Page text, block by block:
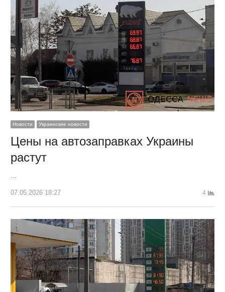
Новости Украинские новости
Цены на автозаправках Украины
растут
…
07.05.2026 18:27 4